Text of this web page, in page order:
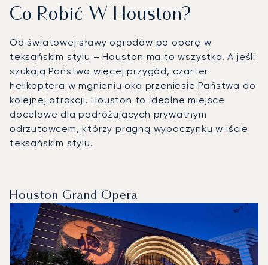
Co Robić W Houston?
Od światowej sławy ogrodów po operę w
teksańskim stylu – Houston ma to wszystko. A jeśli
szukają Państwo więcej przygód, czarter
helikoptera w mgnieniu oka przeniesie Państwa do
kolejnej atrakcji. Houston to idealne miejsce
docelowe dla podróżujących prywatnym
odrzutowcem, którzy pragną wypoczynku w iście
teksańskim stylu.
Houston Grand Opera